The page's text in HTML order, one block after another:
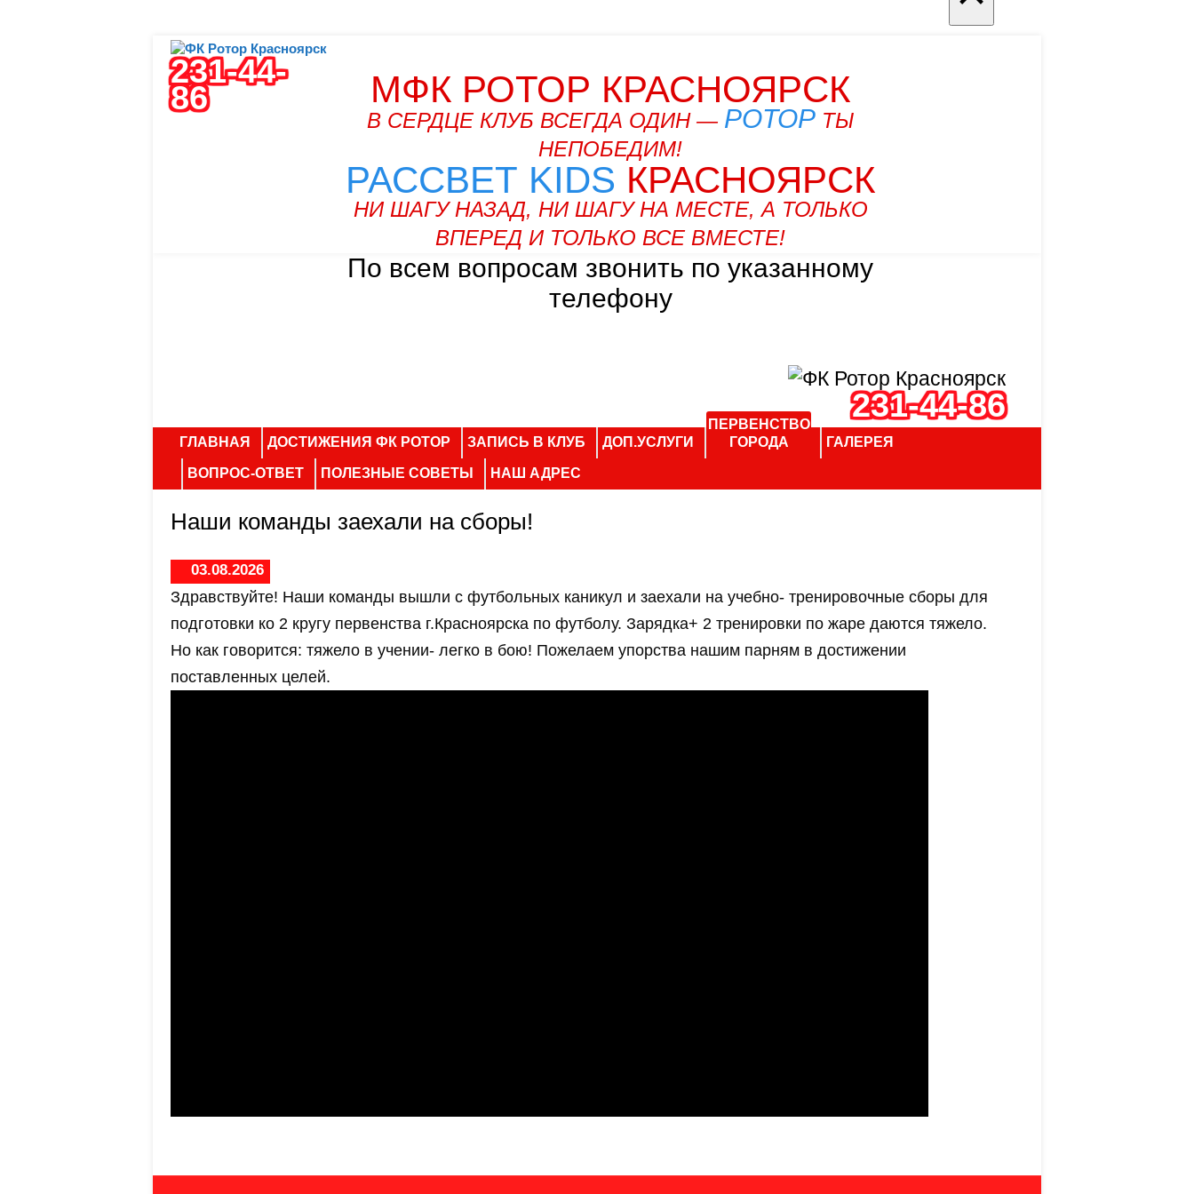
231-44-
86 МФК РОТОР КРАСНОЯРСК
В СЕРДЦЕ КЛУБ ВСЕГДА ОДИН — РОТОР ТЫ
НЕПОБЕДИМ!
РАССВЕТ KIDS КРАСНОЯРСК
НИ ШАГУ НАЗАД, НИ ШАГУ НА МЕСТЕ, А ТОЛЬКО
ВПЕРЕД И ТОЛЬКО ВСЕ ВМЕСТЕ!
По всем вопросам звонить по указанному
телефону
231-44-86
ГЛАВНАЯ ДОСТИЖЕНИЯ ФК РОТОР ЗАПИСЬ В КЛУБ ДОП.УСЛУГИ
ПЕРВЕНСТВО
ГОРОДА
ГАЛЕРЕЯ
ВОПРОС-ОТВЕТ ПОЛЕЗНЫЕ СОВЕТЫ НАШ АДРЕС
Наши команды заехали на сборы!
03.08.2026
Здравствуйте! Наши команды вышли с футбольных каникул и заехали на учебно- тренировочные сборы для
подготовки ко 2 кругу первенства г.Красноярска по футболу. Зарядка+ 2 тренировки по жаре даются тяжело.
Но как говорится: тяжело в учении- легко в бою! Пожелаем упорства нашим парням в достижении
поставленных целей.